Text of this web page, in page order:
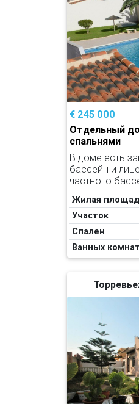
€ 245 000
Отдельный
спальнями
В доме есть
бассейн и
частного
Жилая
Участок
Спален
Ванных комнат